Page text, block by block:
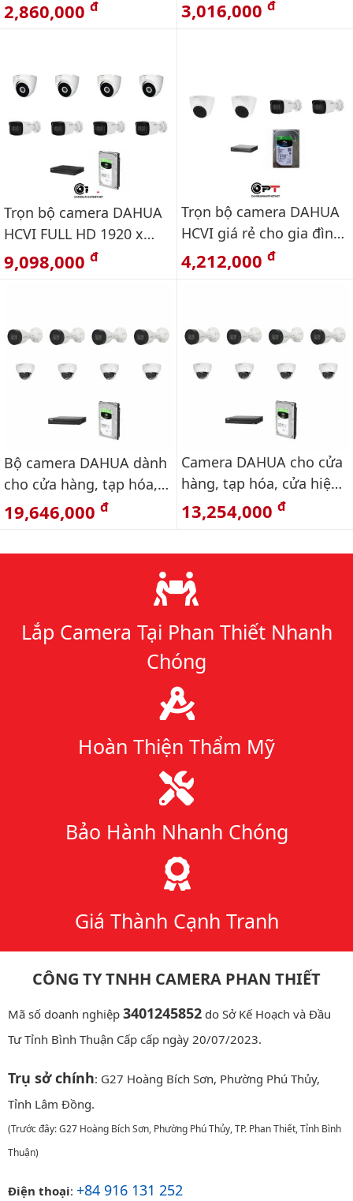
dành cho gia đình 4
kênh
2,860,000 đ 3,016,000 đ
Trọn bộ camera DAHUA
HCVI FULL HD 1920 x
1080 cho gia đình giá rẻ
8 kênh
9,098,000 đ
Trọn bộ camera DAHUA
HCVI giá rẻ cho gia đình
FULL HD 4 kênh
4,212,000 đ
Bộ camera DAHUA dành
cho cửa hàng, tạp hóa,
công ty vừa và nhỏ
19,646,000 đ
Camera DAHUA cho cửa
hàng, tạp hóa, cửa hiệu
FULL HD 8 kênh - gói căn
bản
13,254,000 đ
Lý do chọn chúng tôi
Lắp Camera Tại Phan Thiết Nhanh
Chóng
Hoàn Thiện Thẩm Mỹ
Bảo Hành Nhanh Chóng
Giá Thành Cạnh Tranh
CÔNG TY TNHH CAMERA PHAN THIẾT
Mã số doanh nghiệp 3401245852 do Sở Kế Hoạch và Đầu
Tư Tỉnh Bình Thuận Cấp cấp ngày 20/07/2023.
Trụ sở chính: G27 Hoàng Bích Sơn, Phường Phú Thủy,
Tỉnh Lâm Đồng.
(Trước đây: G27 Hoàng Bích Sơn, Phường Phú Thủy, TP. Phan Thiết, Tỉnh Bình
Thuận)
Điện thoại: +84 916 131 252